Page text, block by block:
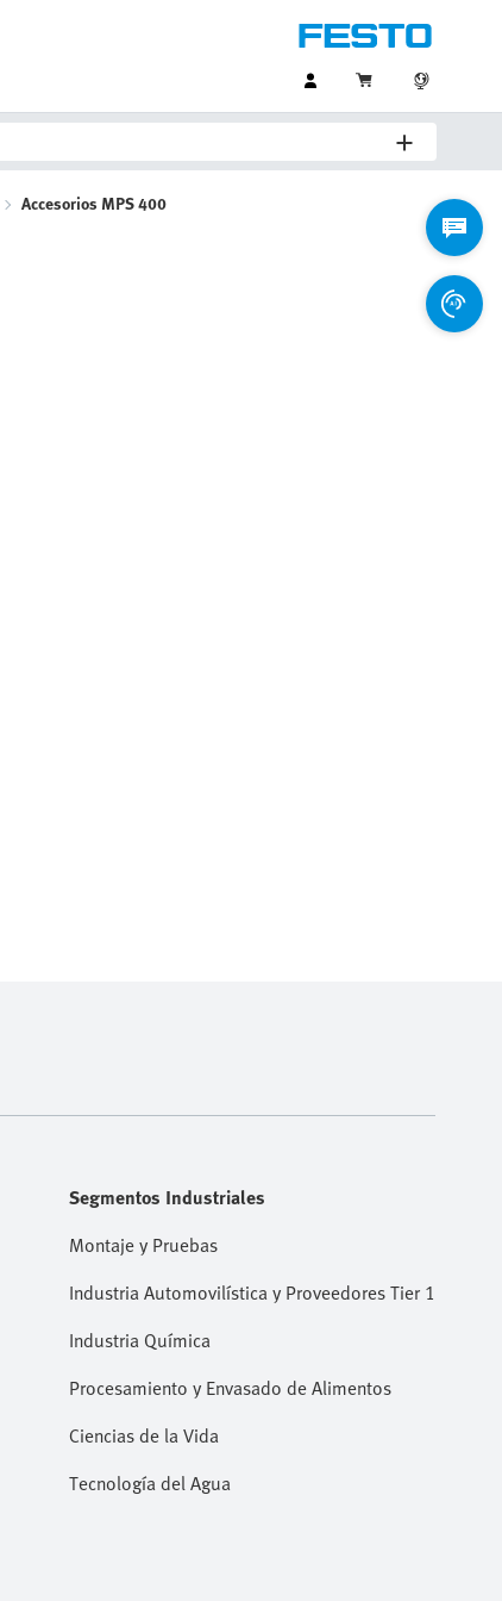
Accesorios MPS 400
Segmentos Industriales
Montaje y Pruebas
Industria Automovilística y Proveedores Tier 1
Industria Química
Procesamiento y Envasado de Alimentos
Ciencias de la Vida
Tecnología del Agua